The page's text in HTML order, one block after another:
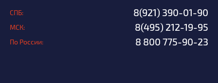
СПБ: 8(921) 390-01-90
МСК: 8(495) 212-19-95
По России: 8 800 775-90-23